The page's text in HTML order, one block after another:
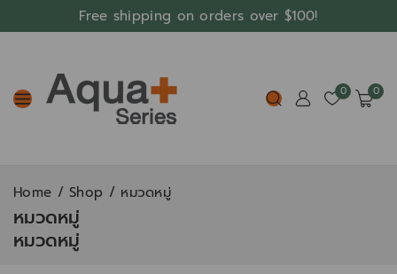
Free shipping on orders over $100!
0 0
Home / Shop / หมวดหมู่
หมวดหมู่
หมวดหมู่